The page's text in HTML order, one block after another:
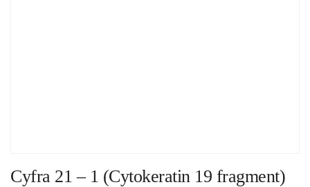
Cyfra 21 – 1 (Cytokeratin 19 fragment)